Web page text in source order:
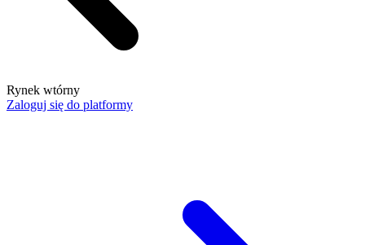
Rynek wtórny
Zaloguj się do platformy